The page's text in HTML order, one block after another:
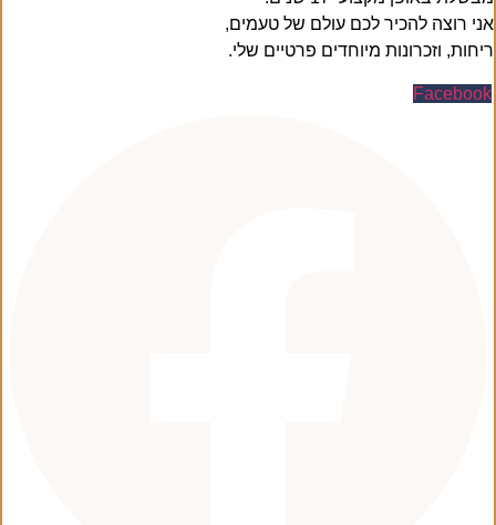
אני רוצה להכיר לכם עולם של טעמים,
ריחות, וזכרונות מיוחדים פרטיים שלי.
Facebook